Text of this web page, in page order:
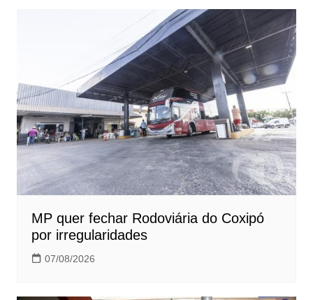
MP quer fechar Rodoviária do Coxipó
por irregularidades
07/08/2026